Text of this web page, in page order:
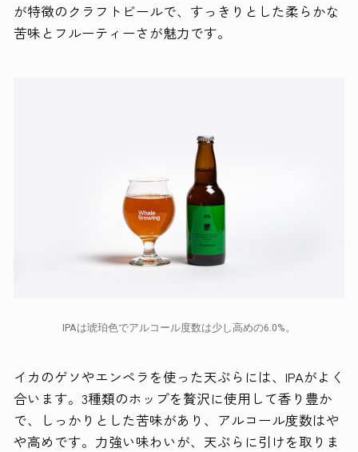
が特徴のクラフトビールで、すっきりとした柔らかな
苦味とフルーティーさが魅力です。
IPAは琥珀色でアルコール度数は少し高めの6.0%。
イカのゲソやエンペラを使った天ぷらには、IPAがよく
合います。3種類のホップを贅沢に使用して香り豊か
で、しっかりとした苦味があり、アルコール度数はや
や高めです。力強い味わいが、天ぷらに引けを取りま